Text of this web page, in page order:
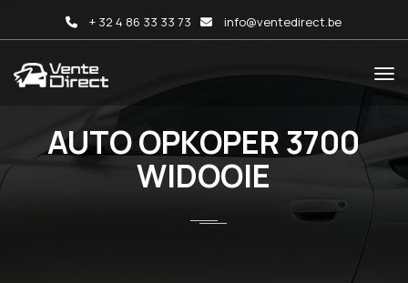
+ 32 4 86 33 33 73 info@ventedirect.be
AUTO OPKOPER 3700
WIDOOIE